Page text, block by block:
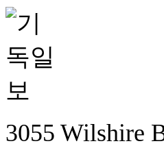
3055 Wilshire